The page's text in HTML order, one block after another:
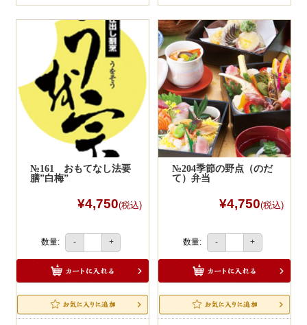
商品をお店にご来店引渡しでお茶のサービ
ス付きです。
10,000円以上のＷＥＢ注文に限ります。
不要の場合はお申し付けください。
№161 おもてなし法要
膳”白梅”
¥4,750(税込)
数量: - +
№204季節の野点（のだ
て）弁当
¥4,750(税込)
数量: - +